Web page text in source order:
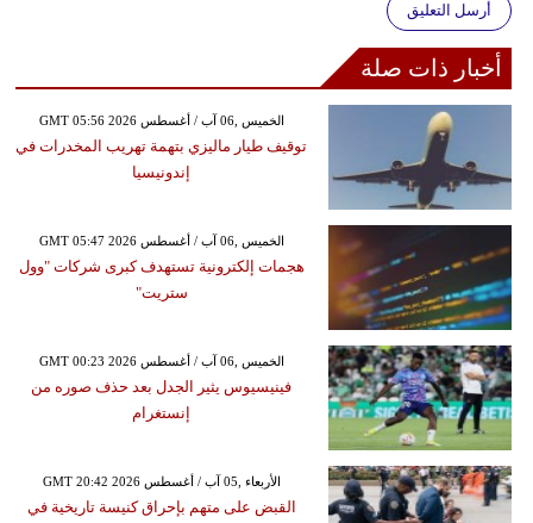
أرسل التعليق
أخبار ذات صلة
GMT 05:56 2026 الخميس ,06 آب / أغسطس
توقيف طيار ماليزي بتهمة تهريب المخدرات في
إندونيسيا
GMT 05:47 2026 الخميس ,06 آب / أغسطس
هجمات إلكترونية تستهدف كبرى شركات "وول
ستريت"
GMT 00:23 2026 الخميس ,06 آب / أغسطس
فينيسيوس يثير الجدل بعد حذف صوره من
إنستغرام
GMT 20:42 2026 الأربعاء ,05 آب / أغسطس
القبض على متهم بإحراق كنيسة تاريخية في